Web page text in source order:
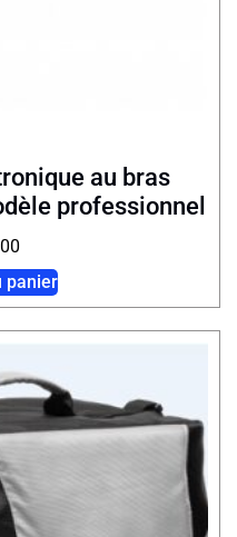
au bras
professionnel
panier